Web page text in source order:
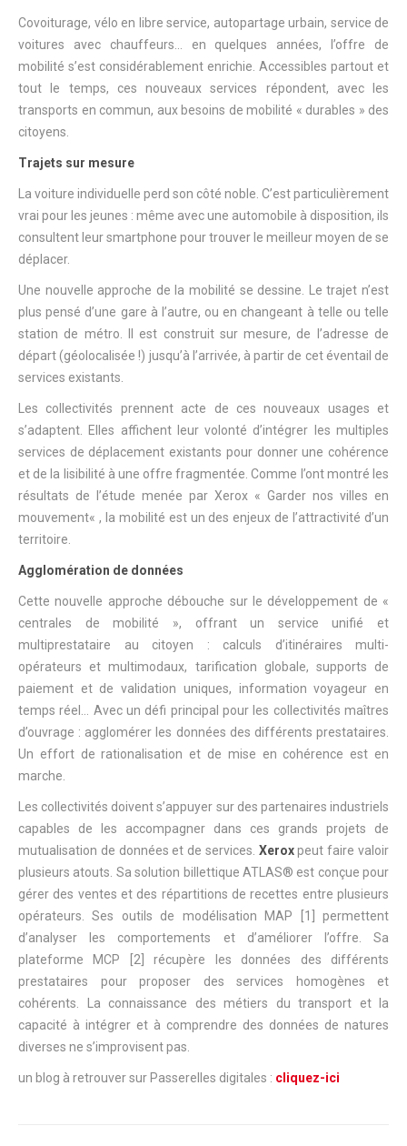
Covoiturage, vélo en libre service, autopartage urbain, service de
voitures avec chauffeurs… en quelques années, l’offre de
mobilité s’est considérablement enrichie. Accessibles partout et
tout le temps, ces nouveaux services répondent, avec les
transports en commun, aux besoins de mobilité « durables » des
citoyens.
Trajets sur mesure
La voiture individuelle perd son côté noble. C’est particulièrement
vrai pour les jeunes : même avec une automobile à disposition, ils
consultent leur smartphone pour trouver le meilleur moyen de se
déplacer.
Une nouvelle approche de la mobilité se dessine. Le trajet n’est
plus pensé d’une gare à l’autre, ou en changeant à telle ou telle
station de métro. Il est construit sur mesure, de l’adresse de
départ (géolocalisée !) jusqu’à l’arrivée, à partir de cet éventail de
services existants.
Les collectivités prennent acte de ces nouveaux usages et
s’adaptent. Elles affichent leur volonté d’intégrer les multiples
services de déplacement existants pour donner une cohérence
et de la lisibilité à une offre fragmentée. Comme l’ont montré les
résultats de l’étude menée par Xerox « Garder nos villes en
mouvement« , la mobilité est un des enjeux de l’attractivité d’un
territoire.
Agglomération de données
Cette nouvelle approche débouche sur le développement de «
centrales de mobilité », offrant un service unifié et
multiprestataire au citoyen : calculs d’itinéraires multi-
opérateurs et multimodaux, tarification globale, supports de
paiement et de validation uniques, information voyageur en
temps réel… Avec un défi principal pour les collectivités maîtres
d’ouvrage : agglomérer les données des différents prestataires.
Un effort de rationalisation et de mise en cohérence est en
marche.
Les collectivités doivent s’appuyer sur des partenaires industriels
capables de les accompagner dans ces grands projets de
mutualisation de données et de services. Xeroxpeut faire valoir
plusieurs atouts. Sa solution billettique ATLAS® est conçue pour
gérer des ventes et des répartitions de recettes entre plusieurs
opérateurs. Ses outils de modélisation MAP [1] permettent
d’analyser les comportements et d’améliorer l’offre. Sa
plateforme MCP [2] récupère les données des différents
prestataires pour proposer des services homogènes et
cohérents. La connaissance des métiers du transport et la
capacité à intégrer et à comprendre des données de natures
diverses ne s’improvisent pas.
un blog à retrouver sur Passerelles digitales : cliquez-ici